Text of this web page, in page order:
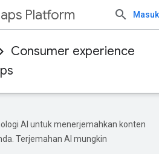
Platform Masuk
Consumer experience
AI untuk menerjemahkan konten
Terjemahan AI mungkin